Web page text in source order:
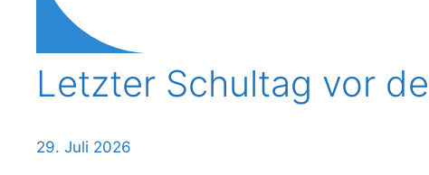
Letzter Schultag vor
Letzter
29. Juli 2026